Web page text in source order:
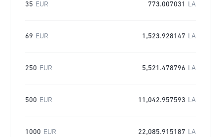
35 EUR 773.007031 LA
69 EUR 1,523.928147 LA
250 EUR 5,521.478796 LA
500 EUR 11,042.957593 LA
1000 EUR 22,085.915187 LA